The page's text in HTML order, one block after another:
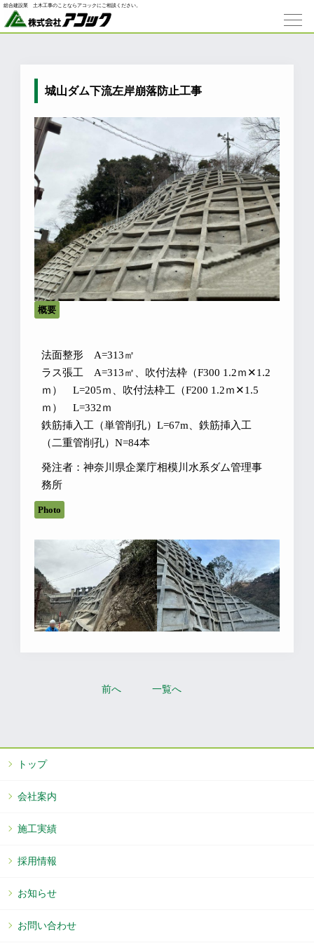
総合建設業 ⼟⽊⼯事のことならアコックにご相談ください。
城山ダム下流左岸崩落防止工事
概要
法面整形 A=313㎡
ラス張工 A=313㎡、吹付法枠（F300 1.2ｍ✕1.2
ｍ） L=205ｍ、吹付法枠工（F200 1.2ｍ✕1.5
ｍ） L=332ｍ
鉄筋挿入工（単管削孔）L=67m、鉄筋挿入工
（二重管削孔）N=84本
発注者：神奈川県企業庁相模川水系ダム管理事
務所
Photo
前へ 一覧へ
トップ
会社案内
施工実績
採用情報
お知らせ
お問い合わせ